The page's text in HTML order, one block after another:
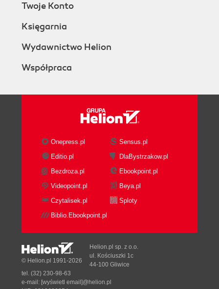
Twoje Konto
Księgarnia
Wydawnictwo Helion
Współpraca
Onepress.pl
Sensus.pl
Editio.pl
DlaBystrzakow.pl
Bezdroza.pl
Ebookpoint.pl
Videopoint.pl
Beya.pl
Czytalisek.pl
Sploty
Biblio.Ebookpoint.pl
© Helion.pl 1991-2026
Helion.pl sp. z o.o.
ul. Kościuszki 1c
44-100 Gliwice
tel. (32) 230-98-63
e-mail: [wyświetl email]@helion.pl